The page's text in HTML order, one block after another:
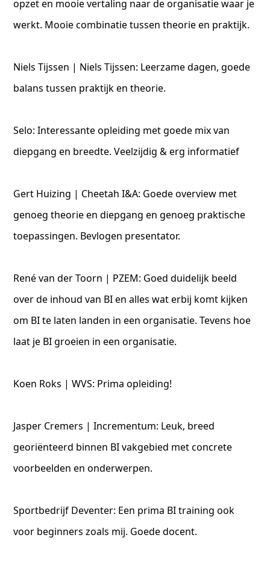
opzet en mooie vertaling naar de organisatie waar je
werkt. Mooie combinatie tussen theorie en praktijk.
Niels Tijssen | Niels Tijssen: Leerzame dagen, goede
balans tussen praktijk en theorie.
Selo: Interessante opleiding met goede mix van
diepgang en breedte. Veelzijdig & erg informatief
Gert Huizing | Cheetah I&A: Goede overview met
genoeg theorie en diepgang en genoeg praktische
toepassingen. Bevlogen presentator.
René van der Toorn | PZEM: Goed duidelijk beeld
over de inhoud van BI en alles wat erbij komt kijken
om BI te laten landen in een organisatie. Tevens hoe
laat je BI groeien in een organisatie.
Koen Roks | WVS: Prima opleiding!
Jasper Cremers | Incrementum: Leuk, breed
georiënteerd binnen BI vakgebied met concrete
voorbeelden en onderwerpen.
Sportbedrijf Deventer: Een prima BI training ook
voor beginners zoals mij. Goede docent.